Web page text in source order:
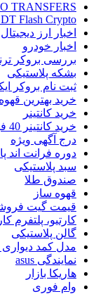
TRANSFERS
Flash Crypto
اخبار ارز دیجیتال
اخبار خودرو
بررسی بروکر
بشکه پلاستیکی
ثبت نام بروکر
خرید بهترین
خرید کانتینر
خرید کانتینر 40 فوت
درج آگهی ویژه
دوره فرانت اند
سبد پلاستیکی
صندوق طلا
قهوه ساز
قیمت گیت
کارتیو، پلتفرم
گالن پلاستیکی
مدل کمد
نمایندگی asus
هاریکا بازار
وام فوری